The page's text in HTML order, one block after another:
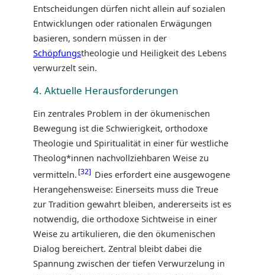
Entscheidungen dürfen nicht allein auf sozialen
Entwicklungen oder rationalen Erwägungen
basieren, sondern müssen in der
Schöpfungstheologie und Heiligkeit des Lebens
verwurzelt sein.
4. Aktuelle Herausforderungen
Ein zentrales Problem in der ökumenischen
Bewegung ist die Schwierigkeit, orthodoxe
Theologie und Spiritualität in einer für westliche
Theolog*innen nachvollziehbaren Weise zu
vermitteln. 32
Dies erfordert eine ausgewogene
Herangehensweise: Einerseits muss die Treue
zur Tradition gewahrt bleiben, andererseits ist es
notwendig, die orthodoxe Sichtweise in einer
Weise zu artikulieren, die den ökumenischen
Dialog bereichert. Zentral bleibt dabei die
Spannung zwischen der tiefen Verwurzelung in